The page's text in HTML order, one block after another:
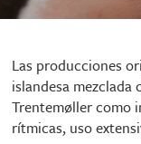
Las producciones
islandesa
Trentemøller como
rítmicas, uso